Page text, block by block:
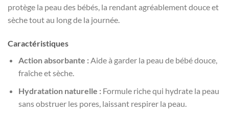
protège la peau des bébés, la rendant agréablement douce et
sèche tout au long de la journée.
Caractéristiques
Action absorbante :Aide à garder la peau de bébé douce,
fraîche et sèche.
Hydratation naturelle :Formule riche qui hydrate la peau
sans obstruer les pores, laissant respirer la peau.